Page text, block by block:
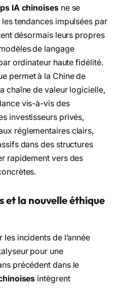
IA chinoisesne se
tendances impulsées par
désormais leurs propres
de langage
ordinateur haute fidélité.
permet à la Chine de
chaîne de valeur logicielle,
vis-à-vis des
investisseurs privés,
réglementaires clairs,
dans des structures
rapidement vers des
et la nouvelle éthique
incidents de l’année
pour une
précédent dans le
intègrent